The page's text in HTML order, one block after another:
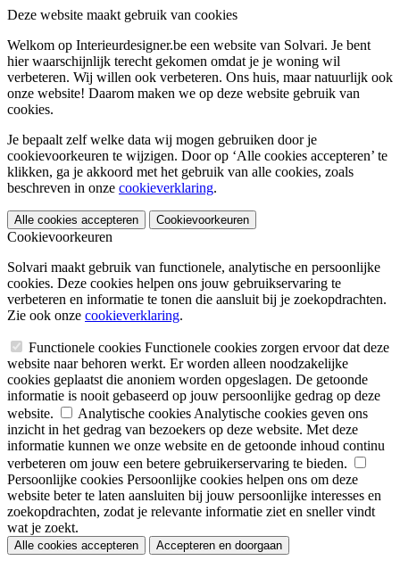
Deze website maakt gebruik van cookies
Welkom op Interieurdesigner.be een website van Solvari. Je bent
hier waarschijnlijk terecht gekomen omdat je je woning wil
verbeteren. Wij willen ook verbeteren. Ons huis, maar natuurlijk ook
onze website! Daarom maken we op deze website gebruik van
cookies.
Je bepaalt zelf welke data wij mogen gebruiken door je
cookievoorkeuren te wijzigen. Door op ‘Alle cookies accepteren’ te
klikken, ga je akkoord met het gebruik van alle cookies, zoals
beschreven in onze cookieverklaring.
Alle cookies accepteren Cookievoorkeuren
Cookievoorkeuren
Solvari maakt gebruik van functionele, analytische en persoonlijke
cookies. Deze cookies helpen ons jouw gebruikservaring te
verbeteren en informatie te tonen die aansluit bij je zoekopdrachten.
Zie ook onze cookieverklaring.
Functionele cookies Functionele cookies zorgen ervoor dat deze
website naar behoren werkt. Er worden alleen noodzakelijke
cookies geplaatst die anoniem worden opgeslagen. De getoonde
informatie is nooit gebaseerd op jouw persoonlijke gedrag op deze
website.
Analytische cookies Analytische cookies geven ons
inzicht in het gedrag van bezoekers op deze website. Met deze
informatie kunnen we onze website en de getoonde inhoud continu
verbeteren om jouw een betere gebruikerservaring te bieden.
Persoonlijke cookies Persoonlijke cookies helpen ons om deze
website beter te laten aansluiten bij jouw persoonlijke interesses en
zoekopdrachten, zodat je relevante informatie ziet en sneller vindt
wat je zoekt.
Alle cookies accepteren Accepteren en doorgaan